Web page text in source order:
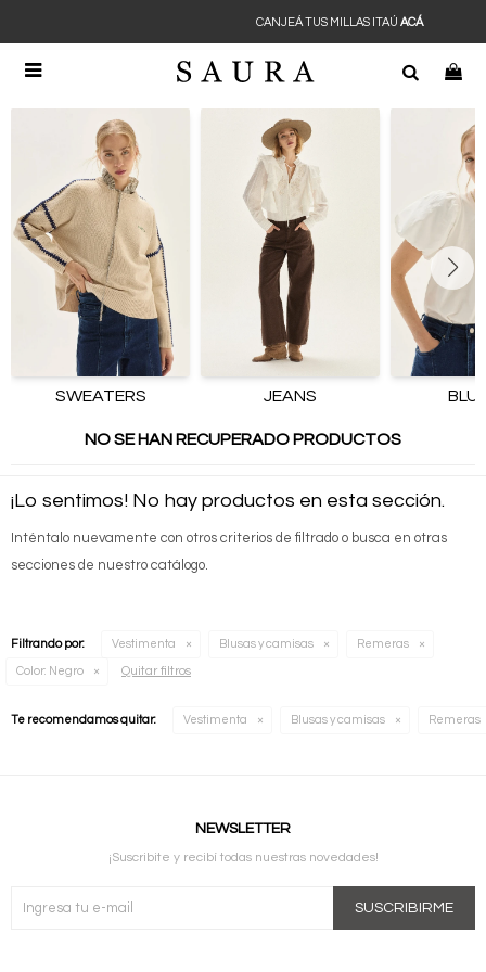

CANJEÁ TUS MILLAS ITAÚACÁ
SWEATERS JEANS
NO SE HAN RECUPERADO PRODUCTOS
¡Lo sentimos! No hay productos en esta sección.
Inténtalo nuevamente con otros criterios de filtrado o busca en otras
secciones de nuestro catálogo.
Filtrando por: Vestimenta Blusas y camisas Remeras
Color: Negro Quitar filtros
Te recomendamos quitar: Vestimenta Blusas y camisas Remeras
NEWSLETTER
¡Suscribite y recibí todas nuestras novedades!
SUSCRIBIRME